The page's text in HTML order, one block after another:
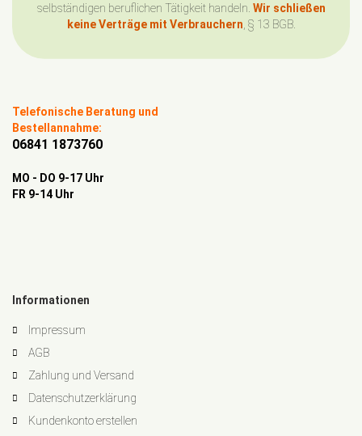
selbständigen beruflichen Tätigkeit handeln. Wir schließen
keine Verträge mit Verbrauchern , § 13 BGB.
Telefonische Beratung und
Bestellannahme:
06841 1873760
MO - DO 9-17 Uhr
FR 9-14 Uhr
Informationen
Impressum
AGB
Zahlung und Versand
Datenschutzerklärung
Kundenkonto erstellen